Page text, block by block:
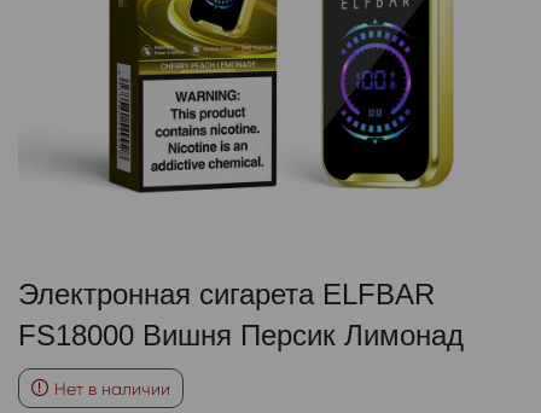
Электронная сигарета ELFBAR
FS18000 Вишня Персик Лимонад
Нет в наличии